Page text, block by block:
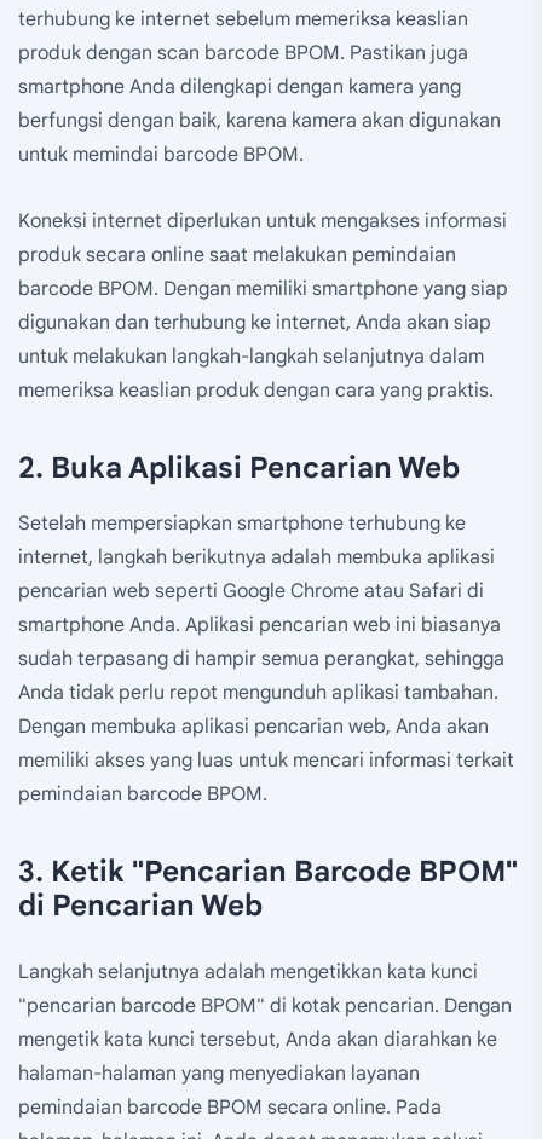
terhubung ke internet sebelum memeriksa keaslian
produk dengan scan barcode BPOM. Pastikan juga
smartphone Anda dilengkapi dengan kamera yang
berfungsi dengan baik, karena kamera akan digunakan
untuk memindai barcode BPOM.
Koneksi internet diperlukan untuk mengakses informasi
produk secara online saat melakukan pemindaian
barcode BPOM. Dengan memiliki smartphone yang siap
digunakan dan terhubung ke internet, Anda akan siap
untuk melakukan langkah-langkah selanjutnya dalam
memeriksa keaslian produk dengan cara yang praktis.
2. Buka Aplikasi Pencarian Web
Setelah mempersiapkan smartphone terhubung ke
internet, langkah berikutnya adalah membuka aplikasi
pencarian web seperti Google Chrome atau Safari di
smartphone Anda. Aplikasi pencarian web ini biasanya
sudah terpasang di hampir semua perangkat, sehingga
Anda tidak perlu repot mengunduh aplikasi tambahan.
Dengan membuka aplikasi pencarian web, Anda akan
memiliki akses yang luas untuk mencari informasi terkait
pemindaian barcode BPOM.
3. Ketik "Pencarian Barcode BPOM"
di Pencarian Web
Langkah selanjutnya adalah mengetikkan kata kunci
"pencarian barcode BPOM" di kotak pencarian. Dengan
mengetik kata kunci tersebut, Anda akan diarahkan ke
halaman-halaman yang menyediakan layanan
pemindaian barcode BPOM secara online. Pada